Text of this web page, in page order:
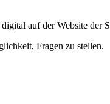
auf der Website der
Fragen zu stellen.